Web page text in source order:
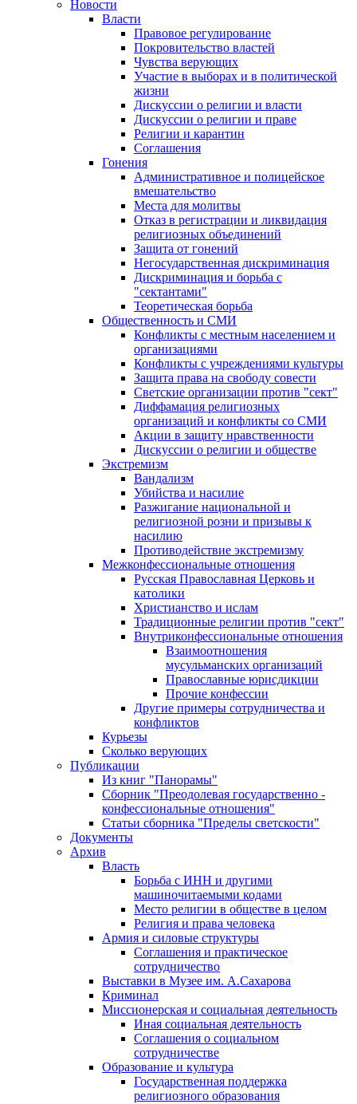
Новости
Власти
Правовое регулирование
Покровительство властей
Чувства верующих
Участие в выборах и в политической
жизни
Дискуссии о религии и власти
Дискуссии о религии и праве
Религии и карантин
Соглашения
Гонения
Административное и полицейское
вмешательство
Места для молитвы
Отказ в регистрации и ликвидация
религиозных объединений
Защита от гонений
Негосударственная дискриминация
Дискриминация и борьба с
"сектантами"
Теоретическая борьба
Общественность и СМИ
Конфликты с местным населением и
организациями
Конфликты с учреждениями культуры
Защита права на свободу совести
Светские организации против "сект"
Диффамация религиозных
организаций и конфликты со СМИ
Акции в защиту нравственности
Дискуссии о религии и обществе
Экстремизм
Вандализм
Убийства и насилие
Разжигание национальной и
религиозной розни и призывы к
насилию
Противодействие экстремизму
Межконфессиональные отношения
Русская Православная Церковь и
католики
Христианство и ислам
Традиционные религии против "сект"
Внутриконфессиональные отношения
Взаимоотношения
мусульманских организаций
Православные юрисдикции
Прочие конфессии
Другие примеры сотрудничества и
конфликтов
Курьезы
Сколько верующих
Публикации
Из книг "Панорамы"
Сборник "Преодолевая государственно -
конфессиональные отношения"
Статьи сборника "Пределы светскости"
Документы
Архив
Власть
Борьба с ИНН и другими
машиночитаемыми кодами
Место религии в обществе в целом
Религия и права человека
Армия и силовые структуры
Соглашения и практическое
сотрудничество
Выставки в Музее им. А.Сахарова
Криминал
Миссионерская и социальная деятельность
Иная социальная деятельность
Соглашения о социальном
сотрудничестве
Образование и культура
Государственная поддержка
религиозного образования